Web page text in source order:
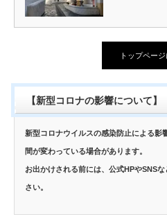
トップペー
【新型コロナの影響について】
新型コロナウイルスの感染防止による影
間が変わっている場合があります。
お出かけされる前には、公式HPやSNS
さい。